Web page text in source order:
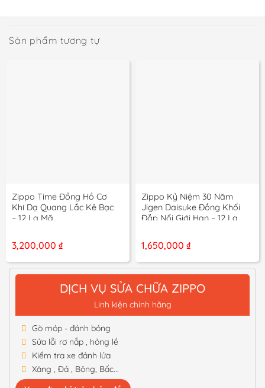
Sản phẩm tương tự
Zippo Time Đồng Hồ Cơ
Khí Dạ Quang Lắc Kê Bạc
– 12 La Mã
3,200,000 ₫
Zippo Kỷ Niệm 30 Năm
Jigen Daisuke Đồng Khối
Đắp Nổi Giới Hạn – 12 La
1,650,000 ₫
DỊCH VỤ SỬA CHỮA ZIPPO
Linh kiện chính hãng
Gò móp - đánh bóng
Sửa lỗi rơ nắp , hỏng lề
Kiểm tra xe đánh lửa
Xăng , Đá , Bông, Bấc...